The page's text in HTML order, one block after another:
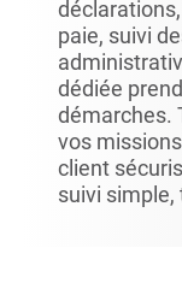
paie, suivi
dédiée
démarches.
vos
client
suivi